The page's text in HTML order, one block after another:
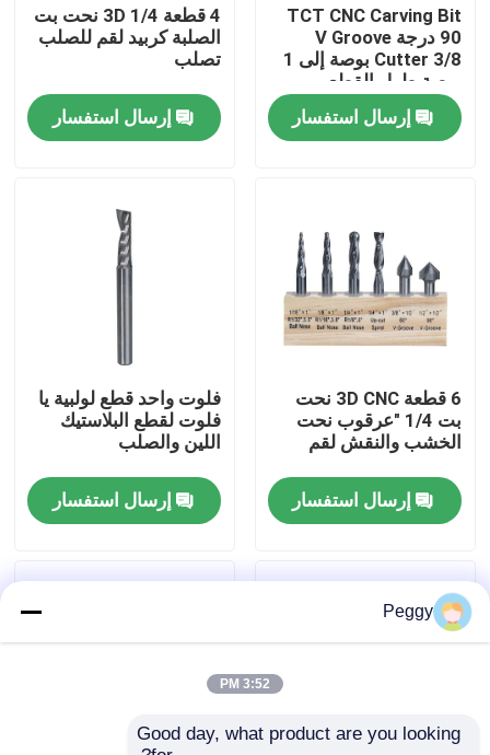
الصفحة الرئيسية
معلومات عنا
جولة في المعمل
مراقبة الجودة
بت التوجيه المستقيم
بت التوجيه المشترك
TCT CNC Carving Bit
90 درجة V Groove
Cutter 3/8 بوصة إلى 1
بوصة طول القطع
إرسال استفسار
4 قطعة 1/4 3D نحت بت
الصلبة كربيد لقم للصلب
تصلب
إرسال استفسار
6 قطعة 3D CNC نحت
بت 1/4 "عرقوب نحت
الخشب والنقش لقم
إرسال استفسار
فلوت واحد قطع لولبية يا
فلوت لقطع البلاستيك
اللين والصلب
إرسال استفسار
Peggy
3:52 PM
Good day, what product are you looking